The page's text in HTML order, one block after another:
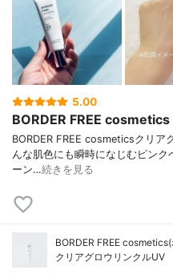
5.00
BORDER FREE cosmetics
BORDER FREE cosmeticsクリア
んな肌色にも瞬時になじむピンク
ーン…続きを見る
BORDER FREE
クリアグロウリンクルUV